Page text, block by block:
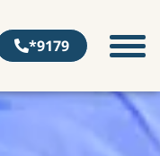
9179*